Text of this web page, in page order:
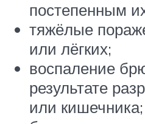
постепенным
тяжёлые
или лёгких;
воспаление
результате
или кишечника;